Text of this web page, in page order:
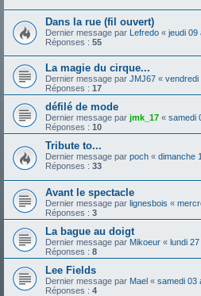
Dans la rue (fil ouvert)
Dernier message par Lefredo « jeudi 09
Réponses : 55
La magie du cirque...
Dernier message par JMJ67 « vendredi
Réponses : 17
défilé de mode
Dernier message par jmk_17 « samedi
Réponses : 10
Tribute to...
Dernier message par poch « dimanche
Réponses : 33
Avant le spectacle
Dernier message par lignesbois «
Réponses : 3
La bague au doigt
Dernier message par Mikoeur « lundi
Réponses : 8
Lee Fields
Dernier message par Mael « samedi 03
Réponses : 4